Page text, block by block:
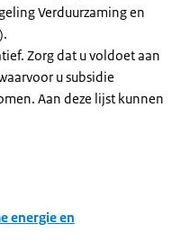
Verduurzaming en
Zorg dat u voldoet aan
u subsidie
Aan deze lijst kunnen
energie en